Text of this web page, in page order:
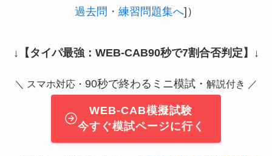
過去問・練習問題集へ]）
↓ 【タイパ最強：WEB-CAB90秒で7割合否判定】 ↓
＼ スマホ対応・ 90秒で終わるミニ模試・ 解説付き ／
WEB-CAB模擬試験
今すぐ模試ページに行く